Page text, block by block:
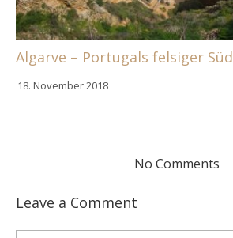
Algarve – Portugals felsiger
18. November 2018
No Comments
Leave a Comment